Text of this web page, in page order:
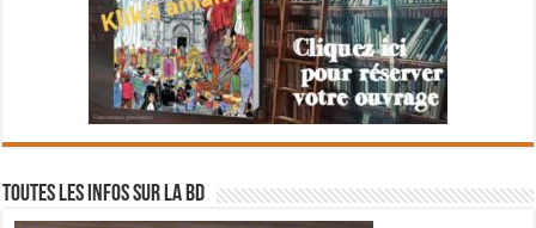
Toutes les infos sur la BD